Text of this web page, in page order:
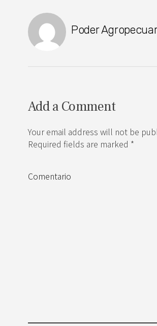
Poder
Add a Comment
Your email address will not be
Required fields are marked *
Comentario